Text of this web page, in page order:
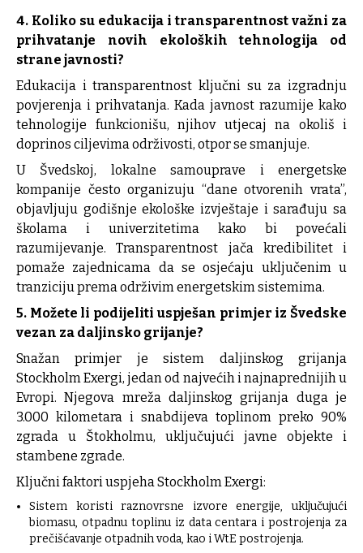
4. Koliko su edukacija i transparentnost važni za
prihvatanje novih ekoloških tehnologija od
strane javnosti?
Edukacija i transparentnost ključni su za izgradnju
povjerenja i prihvatanja. Kada javnost razumije kako
tehnologije funkcionišu, njihov utjecaj na okoliš i
doprinos ciljevima održivosti, otpor se smanjuje.
U Švedskoj, lokalne samouprave i energetske
kompanije često organizuju “dane otvorenih vrata”,
objavljuju godišnje ekološke izvještaje i sarađuju sa
školama i univerzitetima kako bi povećali
razumijevanje. Transparentnost jača kredibilitet i
pomaže zajednicama da se osjećaju uključenim u
tranziciju prema održivim energetskim sistemima.
5. Možete li podijeliti uspješan primjer iz Švedske
vezan za daljinsko grijanje?
Snažan primjer je sistem daljinskog grijanja
Stockholm Exergi, jedan od najvećih i najnaprednijih u
Evropi. Njegova mreža daljinskog grijanja duga je
3.000 kilometara i snabdijeva toplinom preko 90%
zgrada u Štokholmu, uključujući javne objekte i
stambene zgrade.
Ključni faktori uspjeha Stockholm Exergi:
Sistem koristi raznovrsne izvore energije, uključujući
biomasu, otpadnu toplinu iz data centara i postrojenja za
prečišćavanje otpadnih voda, kao i WtE postrojenja.